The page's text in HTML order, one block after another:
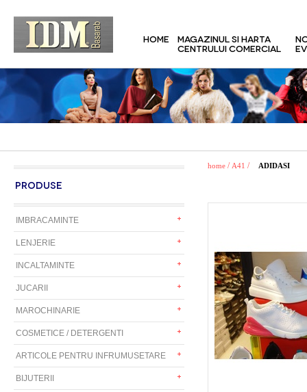
HOME
MAGAZINUL SI HARTA
CENTRULUI COMERCIAL
PRODUSE
IMBRACAMINTE
LENJERIE
INCALTAMINTE
JUCARII
MAROCHINARIE
COSMETICE / DETERGENTI
ARTICOLE PENTRU INFRUMUSETARE
BIJUTERII
home / A41 / ADIDASI